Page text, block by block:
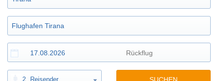
2 Reisender